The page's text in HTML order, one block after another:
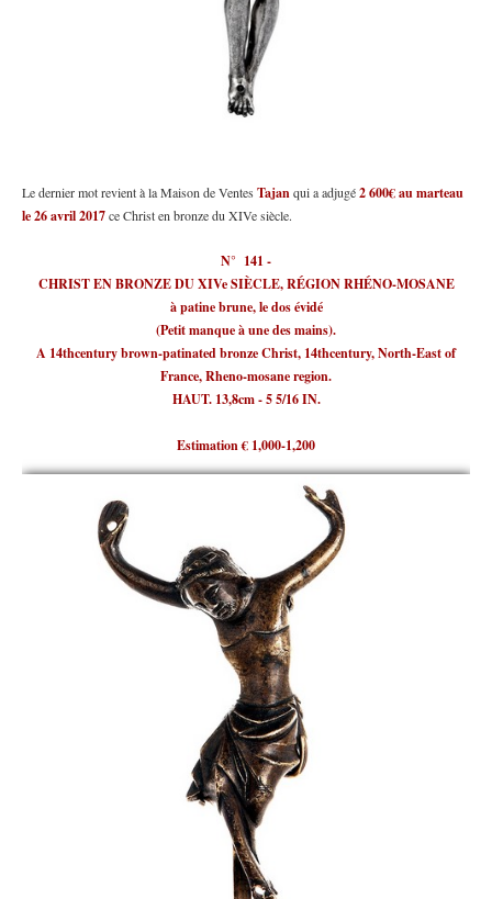
Le dernier mot revient à la Maison de Ventes Tajanqui a adjugé2 600€ au marteau
le 26 avril 2017ce Christ en bronze du XIVe siècle.
N° 141 -
CHRIST EN BRONZE DU XIVe SIÈCLE, RÉGION RHÉNO-MOSANE
à patine brune, le dos évidé
(Petit manque à une des mains).
A 14thcentury brown-patinated bronze Christ, 14thcentury, North-East of
France, Rheno-mosane region.
HAUT. 13,8cm - 5 5/16 IN.
Estimation € 1,000-1,200